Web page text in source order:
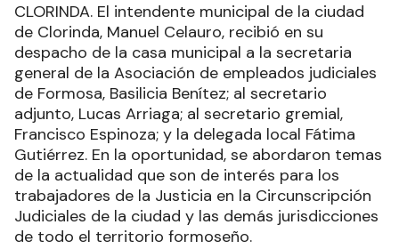
CLORINDA. El intendente municipal de la ciudad
de Clorinda, Manuel Celauro, recibió en su
despacho de la casa municipal a la secretaria
general de la Asociación de empleados judiciales
de Formosa, Basilicia Benítez; al secretario
adjunto, Lucas Arriaga; al secretario gremial,
Francisco Espinoza; y la delegada local Fátima
Gutiérrez. En la oportunidad, se abordaron temas
de la actualidad que son de interés para los
trabajadores de la Justicia en la Circunscripción
Judiciales de la ciudad y las demás jurisdicciones
de todo el territorio formoseño.